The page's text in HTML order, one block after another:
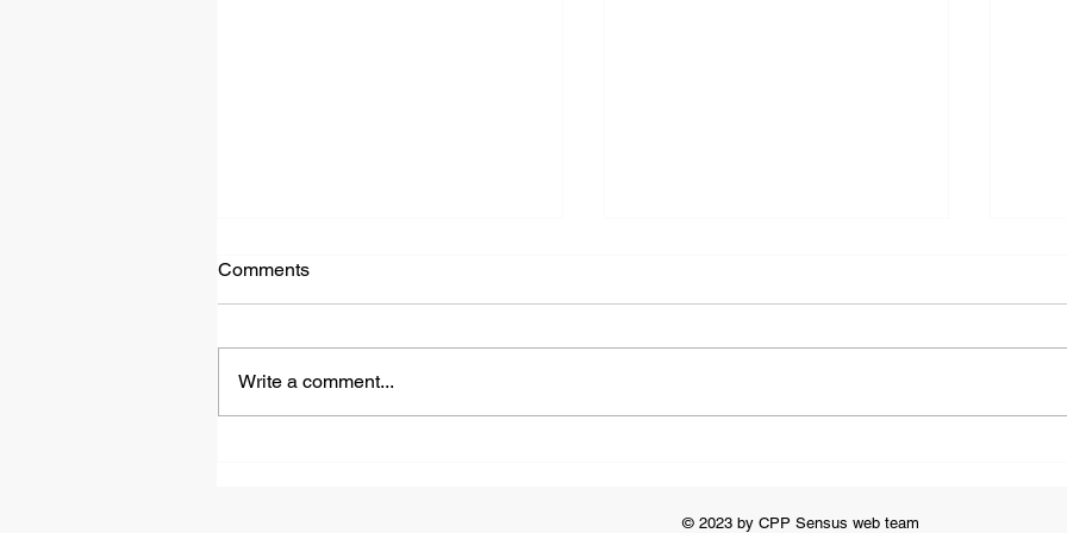
Comments
Write a comment...
© 2023 by CPP Sensus web team